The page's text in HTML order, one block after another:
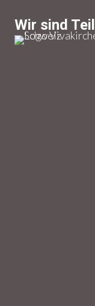
Wir sind